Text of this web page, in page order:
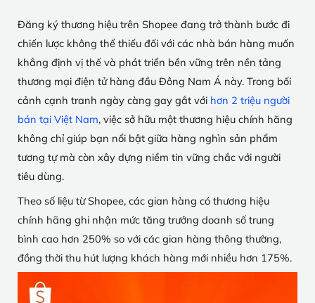
Đăng ký thương hiệu trên Shopee đang trở thành bước đi
chiến lược không thể thiếu đối với các nhà bán hàng muốn
khẳng định vị thế và phát triển bền vững trên nền tảng
thương mại điện tử hàng đầu Đông Nam Á này. Trong bối
cảnh cạnh tranh ngày càng gay gắt với hơn 2 triệu người
bán tại Việt Nam, việc sở hữu một thương hiệu chính hãng
không chỉ giúp bạn nổi bật giữa hàng nghìn sản phẩm
tương tự mà còn xây dựng niềm tin vững chắc với người
tiêu dùng.
Theo số liệu từ Shopee, các gian hàng có thương hiệu
chính hãng ghi nhận mức tăng trưởng doanh số trung
bình cao hơn 250% so với các gian hàng thông thường,
đồng thời thu hút lượng khách hàng mới nhiều hơn 175%.